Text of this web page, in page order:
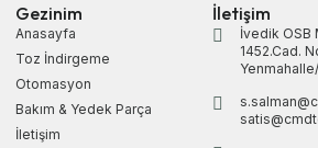
Gezinim
Anasayfa
Toz İndirgeme
Otomasyon
Bakım & Yedek Parça
İletişim
İletişim
İvedik OSB
1452.Cad.